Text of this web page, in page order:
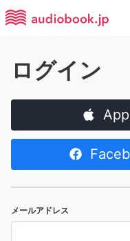
ログイン
メールアドレス